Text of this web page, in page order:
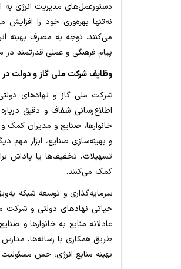
دستورعمل‌های مدیریت انرژی
نه‌تنها بهره‌وری خود را
می‌کنند. توجه به مصرف بهینه
پیام فرهنگی و عملی قدرتمند در
وظایف شرکت ملی گاز و دولت
شرکت ملی گاز و نهادهای
اطلاع‌رسانی شفاف و دقیق
خانوارها، صنایع و مدیران
و بهینه‌سازی صنایع، ابزار مهم
تسهیلات، تخفیف‌ها یا پاداش
کمک می‌کنند.
سرمایه‌گذاری و توسعه شبکه
حیاتی نهادهای دولتی و شرکت
عادلانه منابع به خانوارها و
طریق همکاری با رسانه‌ها،
بهینه منابع انرژی، حس